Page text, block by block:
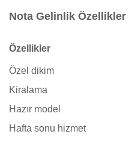
Nota Gelinlik Özellikler
Özellikler
Özel dikim
Kiralama
Hazır model
Hafta sonu hizmet